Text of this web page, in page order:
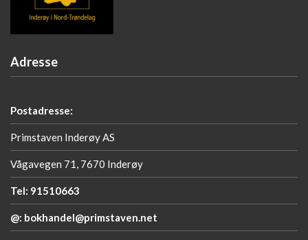
Adresse
Postadresse:
Primstaven Inderøy AS
Vågavegen 71, 7670 Inderøy
Tel: 91510663
@: bokhandel@primstaven.net